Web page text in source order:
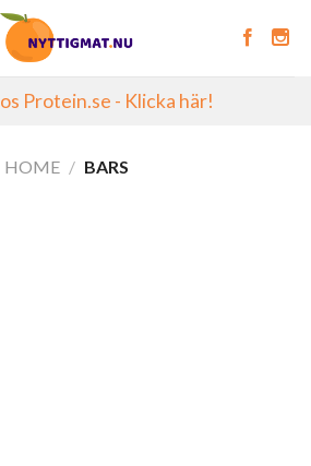
Protein.se - Klicka här!
HOME / BARS